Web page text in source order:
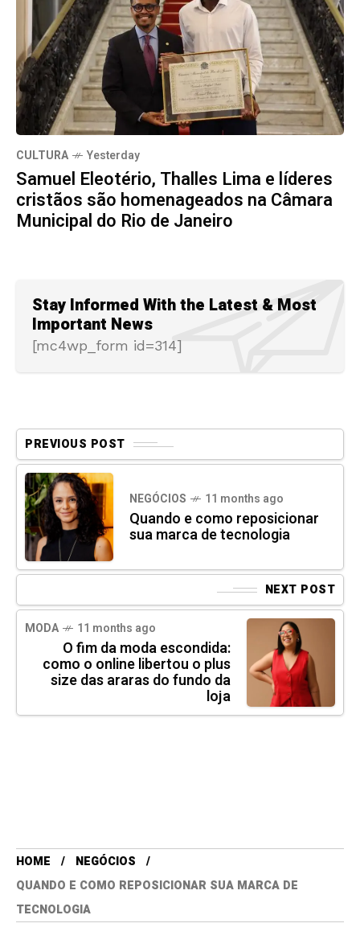
CULTURA Yesterday
Samuel Eleotério, Thalles Lima e líderes
cristãos são homenageados na Câmara
Municipal do Rio de Janeiro
Stay Informed With the Latest & Most
Important News
[mc4wp_form id=314]
PREVIOUS POST
NEGÓCIOS 11 months ago
Quando e como reposicionar
sua marca de tecnologia
NEXT POST
MODA 11 months ago
O fim da moda escondida:
como o online libertou o plus
size das araras do fundo da
loja
HOME
NEGÓCIOS
QUANDO E COMO REPOSICIONAR SUA MARCA DE
TECNOLOGIA